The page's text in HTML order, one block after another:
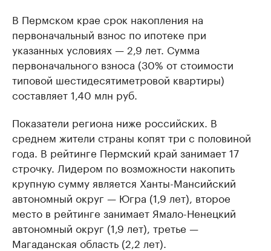
В Пермском крае срок накопления на
первоначальный взнос по ипотеке при
указанных условиях — 2,9 лет. Сумма
первоначального взноса (30% от стоимости
типовой шестидесятиметровой квартиры)
составляет 1,40 млн руб.
Показатели региона ниже российских. В
среднем жители страны копят три с половиной
года. В рейтинге Пермский край занимает 17
строчку. Лидером по возможности накопить
крупную сумму является Ханты-Мансийский
автономный округ — Югра (1,9 лет), второе
место в рейтинге занимает Ямало-Ненецкий
автономный округ (1,9 лет), третье —
Магаданская область (2,2 лет).